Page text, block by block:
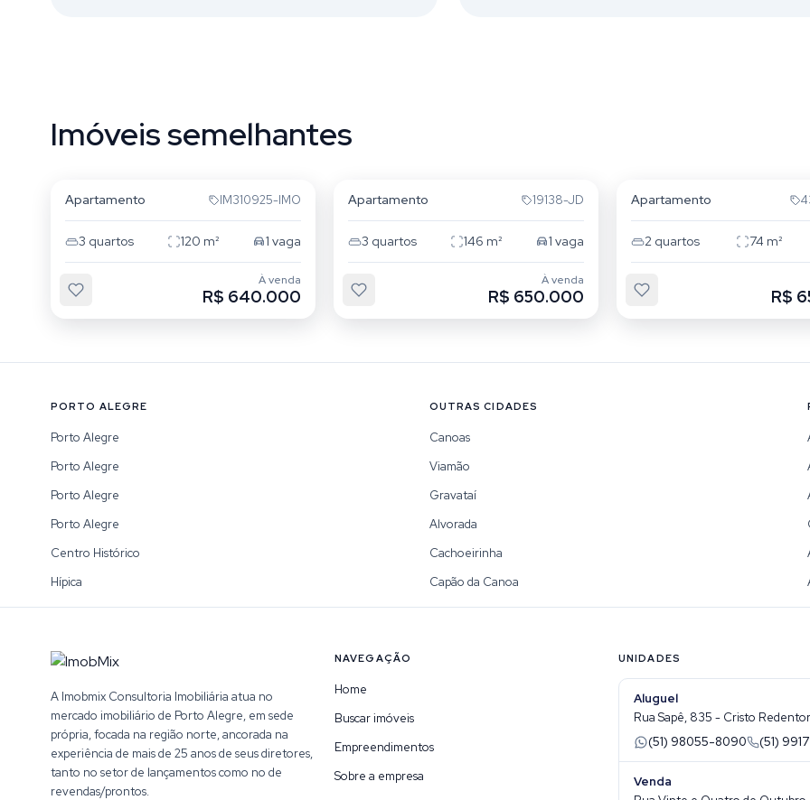
Imóveis semelhantes
Apartamento IM310925-IMO
3 quartos 120 m² 1 vaga
À venda
R$ 640.000
Apartamento 19138-JD
3 quartos 146 m² 1 vaga
À venda
R$ 650.000
Apartamento
2 quartos 74 m²
R$
PORTO ALEGRE
Porto Alegre
Porto Alegre
Porto Alegre
Porto Alegre
Centro Histórico
Hípica
OUTRAS CIDADES
Canoas
Viamão
Gravataí
Alvorada
Cachoeirinha
Capão da Canoa
A Imobmix Consultoria Imobiliária atua no
mercado imobiliário de Porto Alegre, em sede
própria, focada na região norte, ancorada na
experiência de mais de 25 anos de seus diretores,
tanto no setor de lançamentos como no de
revendas/prontos.
NAVEGAÇÃO
Home
Buscar imóveis
Empreendimentos
Sobre a empresa
UNIDADES
Aluguel
Rua Sapê, 835 - Cristo
(51) 98055-8090
(51)
Venda